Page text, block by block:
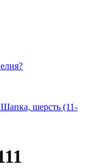
Шапка, шерсть (11-